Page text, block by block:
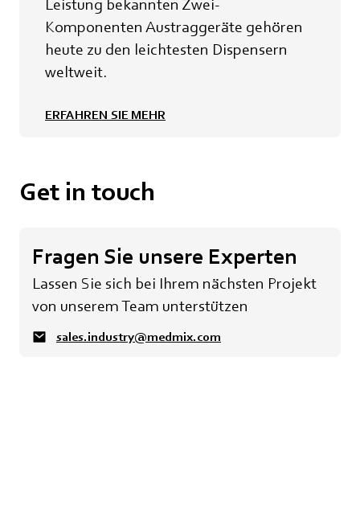
Leistung bekannten Zwei-
Komponenten Austraggeräte gehören
heute zu den leichtesten Dispensern
weltweit.
ERFAHREN SIE MEHR
Get in touch
Fragen Sie unsere Experten
Lassen Sie sich bei Ihrem nächsten Projekt
von unserem Team unterstützen
sales.industry@medmix.com